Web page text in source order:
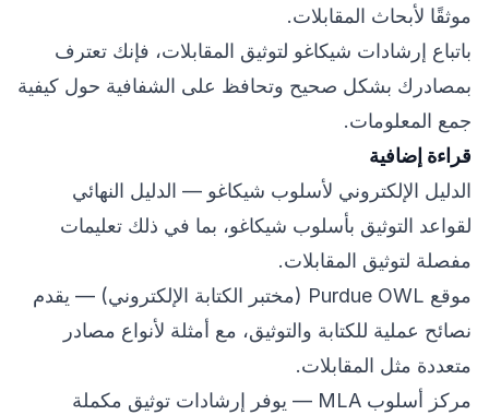
موثقًا لأبحاث المقابلات.
باتباع إرشادات شيكاغو لتوثيق المقابلات، فإنك تعترف
بمصادرك بشكل صحيح وتحافظ على الشفافية حول كيفية
جمع المعلومات.
قراءة إضافية
الدليل الإلكتروني لأسلوب شيكاغو — الدليل النهائي
لقواعد التوثيق بأسلوب شيكاغو، بما في ذلك تعليمات
مفصلة لتوثيق المقابلات.
موقع Purdue OWL (مختبر الكتابة الإلكتروني)
— يقدم
نصائح عملية للكتابة والتوثيق، مع أمثلة لأنواع مصادر
متعددة مثل المقابلات.
مركز أسلوب MLA
— يوفر إرشادات توثيق مكملة